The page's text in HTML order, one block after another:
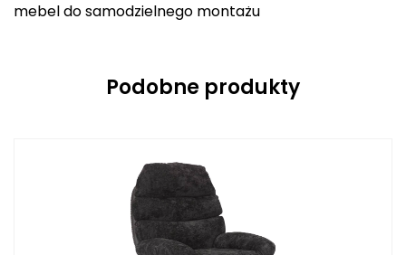
mebel do samodzielnego montażu
Podobne produkty